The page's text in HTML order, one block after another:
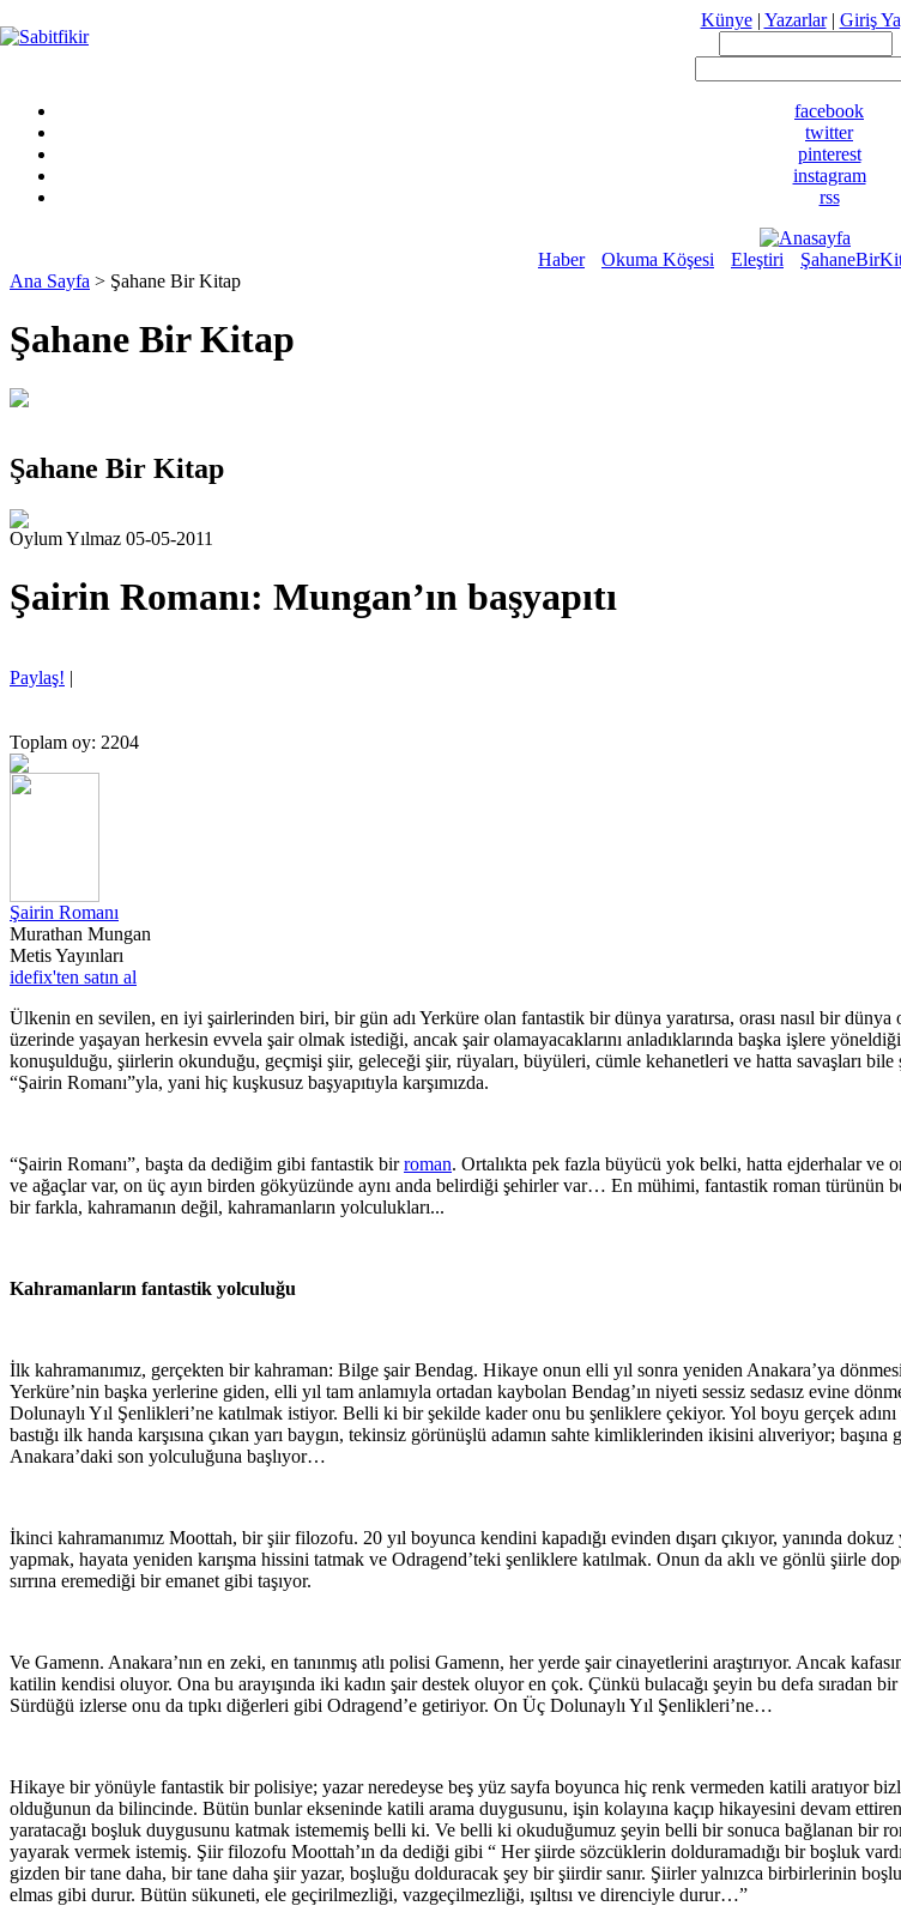
Künye| Yazarlar| Giriş
facebook
twitter
pinterest
instagram
rss
Haber Okuma Köşesi Eleştiri
Ana Sayfa > Şahane Bir Kitap
Şahane Bir Kitap
Şahane Bir Kitap
Oylum Yılmaz 05-05-2011
Şairin Romanı: Mungan’ın başyapıtı
Paylaş! |
Toplam oy: 2204
Şairin Romanı
Murathan Mungan
Metis Yayınları
idefix'ten satın al
Ülkenin en sevilen, en iyi şairlerinden biri, bir gün adı Yerküre olan fantastik bir dünya yaratırsa, orası nasıl bir
üzerinde yaşayan herkesin evvela şair olmak istediği, ancak şair olamayacaklarını anladıklarında başka işlere
konuşulduğu, şiirlerin okunduğu, geçmişi şiir, geleceği şiir, rüyaları, büyüleri, cümle kehanetleri ve hatta savaşları
“Şairin Romanı”yla, yani hiç kuşkusuz başyapıtıyla karşımızda.
“Şairin Romanı”, başta da dediğim gibi fantastik birroman. Ortalıkta pek fazla büyücü yok belki, hatta ejderhalar ve
ve ağaçlar var, on üç ayın birden gökyüzünde aynı anda belirdiği şehirler var… En mühimi, fantastik roman
bir farkla, kahramanın değil, kahramanların yolculukları...
Kahramanların fantastik yolculuğu
İlk kahramanımız, gerçekten bir kahraman: Bilge şair Bendag. Hikaye onun elli yıl sonra yeniden Anakara’ya
Yerküre’nin başka yerlerine giden, elli yıl tam anlamıyla ortadan kaybolan Bendag’ın niyeti sessiz sedasız evine
Dolunaylı Yıl Şenlikleri’ne katılmak istiyor. Belli ki bir şekilde kader onu bu şenliklere çekiyor. Yol boyu gerçek
bastığı ilk handa karşısına çıkan yarı baygın, tekinsiz görünüşlü adamın sahte kimliklerinden ikisini alıveriyor;
Anakara’daki son yolculuğuna başlıyor…
İkinci kahramanımız Moottah, bir şiir filozofu. 20 yıl boyunca kendini kapadığı evinden dışarı çıkıyor, yanında
yapmak, hayata yeniden karışma hissini tatmak ve Odragend’teki şenliklere katılmak. Onun da aklı ve gönlü şiirle
sırrına eremediği bir emanet gibi taşıyor.
Ve Gamenn. Anakara’nın en zeki, en tanınmış atlı polisi Gamenn, her yerde şair cinayetlerini araştırıyor. Ancak
katilin kendisi oluyor. Ona bu arayışında iki kadın şair destek oluyor en çok. Çünkü bulacağı şeyin bu defa
Sürdüğü izlerse onu da tıpkı diğerleri gibi Odragend’e getiriyor. On Üç Dolunaylı Yıl Şenlikleri’ne…
Hikaye bir yönüyle fantastik bir polisiye; yazar neredeyse beş yüz sayfa boyunca hiç renk vermeden katili aratıyor
olduğunun da bilincinde. Bütün bunlar ekseninde katili arama duygusunu, işin kolayına kaçıp hikayesini devam
yaratacağı boşluk duygusunu katmak istememiş belli ki. Ve belli ki okuduğumuz şeyin belli bir sonuca bağlanan
yayarak vermek istemiş. Şiir filozofu Moottah’ın da dediği gibi “ Her şiirde sözcüklerin dolduramadığı bir boşluk
gizden bir tane daha, bir tane daha şiir yazar, boşluğu dolduracak şey bir şiirdir sanır. Şiirler yalnızca birbirlerinin
elmas gibi durur. Bütün sükuneti, ele geçirilmezliği, vazgeçilmezliği, ışıltısı ve direnciyle durur…”